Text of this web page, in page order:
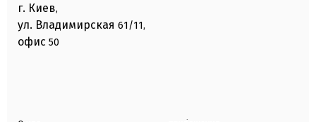
г. Киев,
ул. Владимирская 61/11,
офис 50